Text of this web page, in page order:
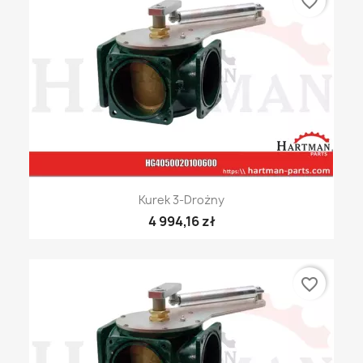
Kurek 3-Drożny
4 994,16 zł
favorite_border